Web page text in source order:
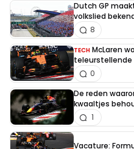
Dutch GP
volkslied
8
TECH McLaren
0
De reden
kwaaltjes
1
Vacature: